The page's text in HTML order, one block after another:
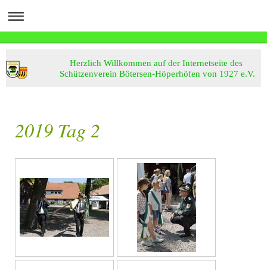
Herzlich Willkommen auf der Internetseite des
Schützenverein Bötersen-Höperhöfen von 1927 e.V.
2019 Tag 2